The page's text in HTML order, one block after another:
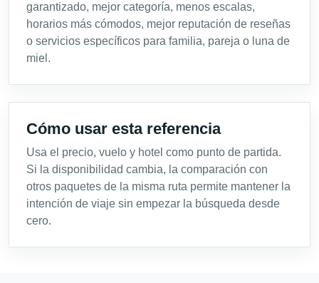
garantizado, mejor categoría, menos escalas,
horarios más cómodos, mejor reputación de reseñas
o servicios específicos para familia, pareja o luna de
miel.
Cómo usar esta referencia
Usa el precio, vuelo y hotel como punto de partida.
Si la disponibilidad cambia, la comparación con
otros paquetes de la misma ruta permite mantener la
intención de viaje sin empezar la búsqueda desde
cero.